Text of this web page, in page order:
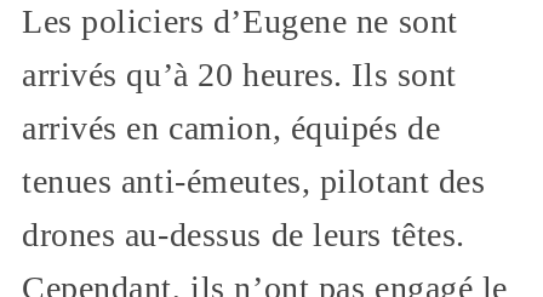
Les policiers d’Eugene ne sont
arrivés qu’à 20 heures. Ils sont
arrivés en camion, équipés de
tenues anti-émeutes, pilotant des
drones au-dessus de leurs têtes.
Cependant, ils n’ont pas engagé le